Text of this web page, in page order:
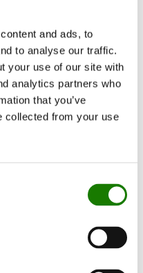
and ads, to
to analyse our traffic.
your use of our site with
analytics partners who
that you’ve
collected from your use